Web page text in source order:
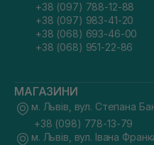
+38 (097) 788-12-88
+38 (097) 983-41-20
+38 (068) 693-46-00
+38 (068) 951-22-86
МАГАЗИНИ
м. Львів, вул. Степана
+38 (098) 778-13-79
м. Львів, вул. Івана